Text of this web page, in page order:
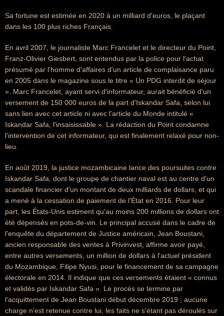
Sa fortune est estimée en 2020 à un milliard d'euros, le plaçant
dans les 100 plus riches Français.
En avril 2007, le journaliste Marc Francelet et le directeur du Point,
Franz-Olivier Giesbert, sont entendus par la police pour l'achat
présumé par l'homme d'affaires d'un article de complaisance paru
en 2005 dans le magazine sous le titre « Un PDG interdit de séjour
». Marc Francelet, ayant servi d'informateur, aurait bénéficié d'un
versement de 150 000 euros de la part d'Iskandar Safa, selon lui
sans lien avec cet article ni avec l'article du Monde intitulé «
Iskandar Safa, l'insaisissable ». La rédaction du Point condamne
l'intervention de cet informateur, qui est finalement relaxé pour non-
lieu.
En août 2019, la justice mozambicaine lance des poursuites contre
Iskandar Safa, dont le groupe de chantier naval est au centre d'un
scandale financier d'un montant de deux milliards de dollars, et qui
a mené à la cessation de paiement de l'État en 2016. Pour leur
part, les États-Unis estiment qu'au moins 200 millions de dollars ont
été dépensés en pots-de-vin. Le principal accusé dans le cadre de
l'enquête du département de Justice américain, Jean Boustani,
ancien responsable des ventes à Privinvest, affirme avoir payé,
entre autres versements, un million de dollars à l'actuel président
du Mozambique, Filipe Nyusi, pour le financement de sa campagne
électorale en 2014. Il indique que ces versements étaient « connus
et validés par Iskandar Safa ». Le procès se termine par
l'acquittement de Jean Boustani début décembre 2019 ; aucune
charge n'est retenue contre lui, les faits ne s'étant pas déroulés sur